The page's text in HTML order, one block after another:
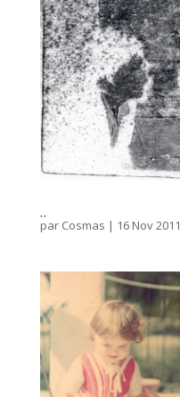
..
par Cosmas | 16 Nov 2011